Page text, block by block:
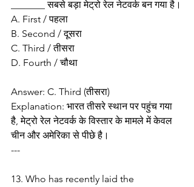
_______ सबसे बड़ा मेट्रो रेल नेटवर्क बन गया है।
A. First / पहला
B. Second / दूसरा
C. Third / तीसरा
D. Fourth / चौथा
Answer: C. Third (तीसरा)
Explanation: भारत तीसरे स्थान पर पहुंच गया
है, मेट्रो रेल नेटवर्क के विस्तार के मामले में केवल
चीन और अमेरिका से पीछे है।
---
13. Who has recently laid the